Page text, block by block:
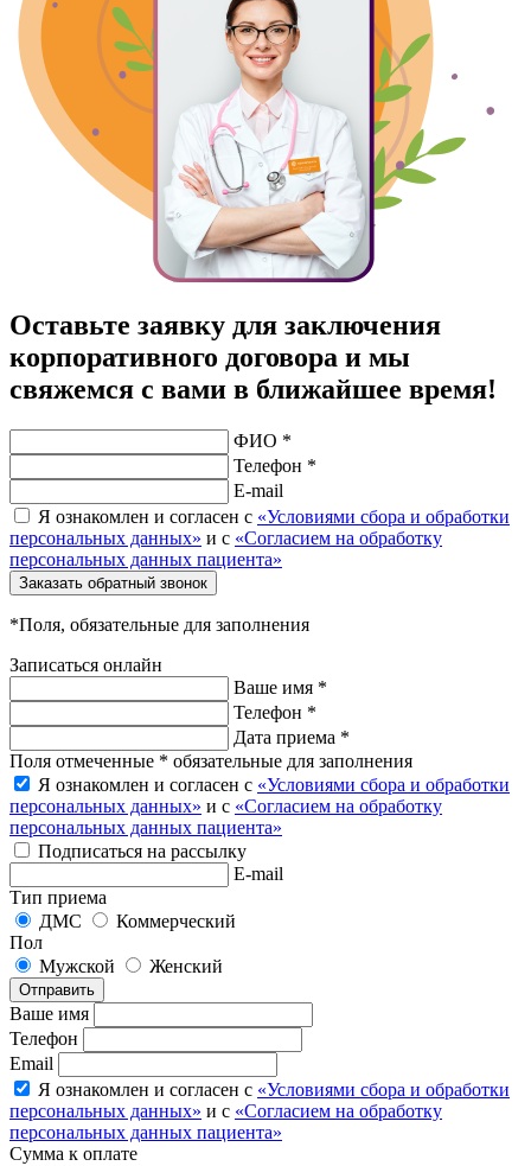
Оставьте заявку для заключения
корпоративного договора и мы
свяжемся с вами в ближайшее время!
ФИО *
Телефон *
E-mail
Я ознакомлен и согласен с «Условиями сбора и обработки
персональных данных» и с «Согласием на обработку
персональных данных пациента»
Заказать обратный звонок
*Поля, обязательные для заполнения
Записаться онлайн
Ваше имя *
Телефон *
Дата приема *
Поля отмеченные * обязательные для заполнения
Я ознакомлен и согласен с «Условиями сбора и обработки
персональных данных» и с «Согласием на обработку
персональных данных пациента»
Подписаться на рассылку
E-mail
Тип приема
ДМС
Коммерческий
Пол
Мужской
Женский
Отправить
Ваше имя
Телефон
Email
Я ознакомлен и согласен с «Условиями сбора и обработки
персональных данных» и с «Согласием на обработку
персональных данных пациента»
Сумма к оплате